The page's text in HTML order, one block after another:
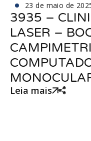
23 de maio de
3935 –
LASER –
Leia mais